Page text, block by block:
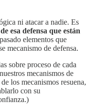
ni atacar a nadie. Es
esa defensa que están
elementos que
mecanismo de defensa.
sobre proceso de cada
mecanismos de
los mecanismos resuena,
con su